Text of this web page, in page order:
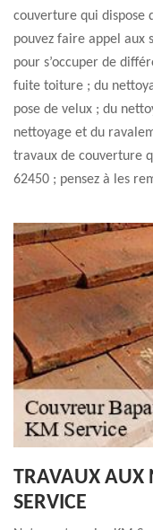
couverture qui dispose
pouvez faire appel aux
pour s’occuper de
fuite toiture ; du
pose de velux ; du
nettoyage et du
travaux de couverture
62450 ; pensez à les
TRAVAUX AUX
SERVICE